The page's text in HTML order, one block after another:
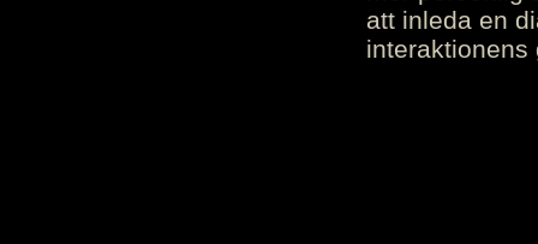
att inleda en
interaktionens